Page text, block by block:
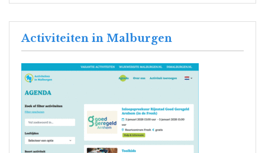
Activiteiten in Malburgen